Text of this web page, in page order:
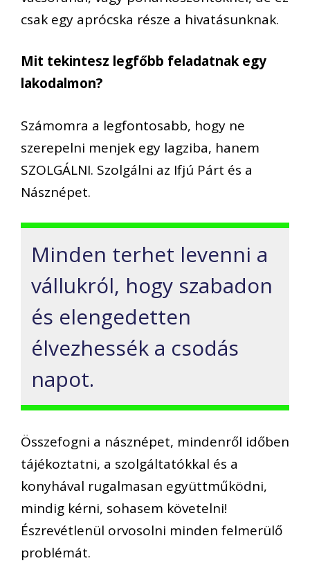
csak egy aprócska része a hivatásunknak.
Mit tekintesz legfőbb feladatnak egy
lakodalmon?
Számomra a legfontosabb, hogy ne
szerepelni menjek egy lagziba, hanem
SZOLGÁLNI. Szolgálni az Ifjú Párt és a
Násznépet.
Minden terhet levenni a
vállukról, hogy szabadon
és elengedetten
élvezhessék a csodás
napot.
Összefogni a násznépet, mindenről időben
tájékoztatni, a szolgáltatókkal és a
konyhával rugalmasan együttműködni,
mindig kérni, sohasem követelni!
Észrevétlenül orvosolni minden felmerülő
problémát.